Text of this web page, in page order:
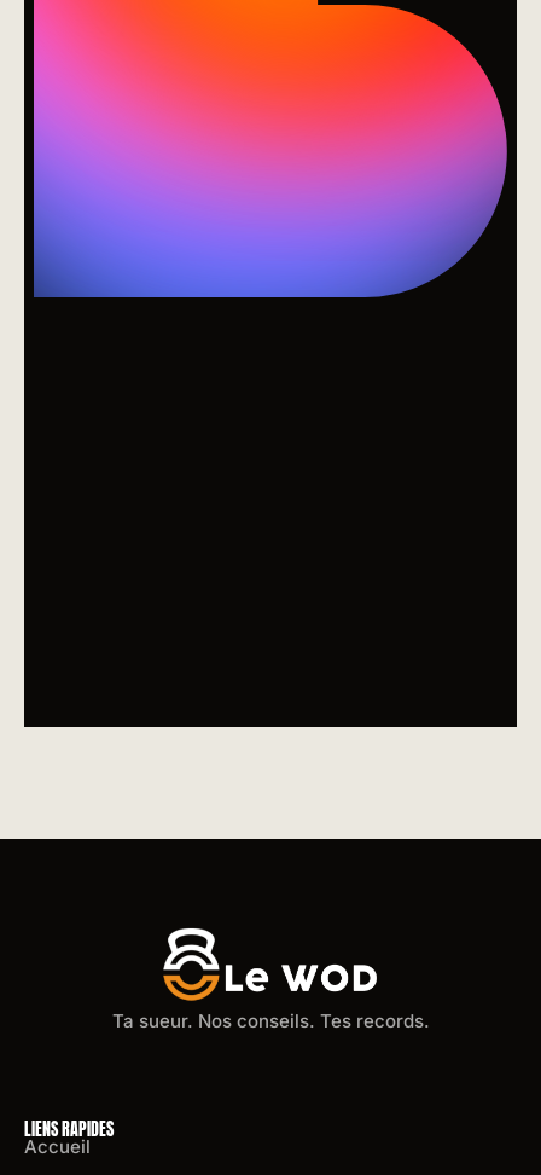
Ta sueur. Nos conseils. Tes records.
LIENS RAPIDES
Accueil